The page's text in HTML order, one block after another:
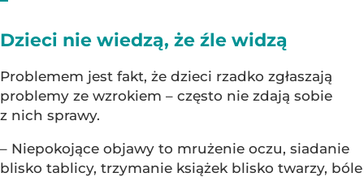
Dzieci nie wiedzą, że źle widzą
Problemem jest fakt, że dzieci rzadko zgłaszają
problemy ze wzrokiem – często nie zdają sobie
z nich sprawy.
– Niepokojące objawy to mrużenie oczu, siadanie
blisko tablicy, trzymanie książek blisko twarzy, bóle